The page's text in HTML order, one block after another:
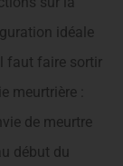
idéale
faut faire sortir
meurtrière :
de meurtre
début du